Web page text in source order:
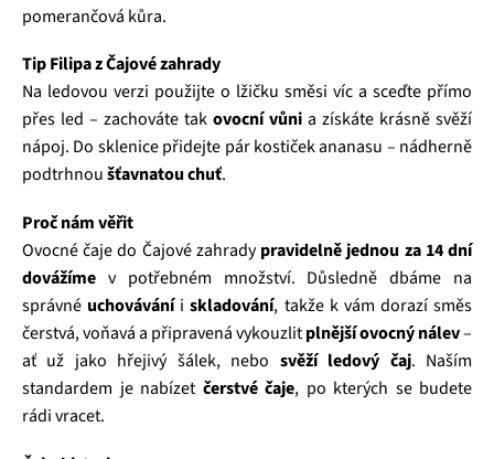
pomerančová kůra.
Tip Filipa z Čajové zahrady
Na ledovou verzi použijte o lžičku směsi víc a sceďte přímo
přes led – zachováte tak ovocní vůni a získáte krásně svěží
nápoj. Do sklenice přidejte pár kostiček ananasu – nádherně
podtrhnoušťavnatou chuť.
Proč nám věřit
Ovocné čaje do Čajové zahradypravidelně jednou za 14 dní
dovážíme v potřebném množství. Důsledně dbáme na
správné uchováváníiskladování, takže k vám dorazí směs
čerstvá, voňavá a připravená vykouzlitplnější ovocný nálev–
ať už jako hřejivý šálek, nebo svěží ledový čaj. Naším
standardem je nabízet čerstvé čaje, po kterých se budete
rádi vracet.